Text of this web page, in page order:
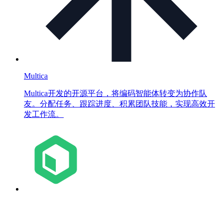
Multica
Multica开发的开源平台，将编码智能体转变为协作队
友。分配任务、跟踪进度、积累团队技能，实现高效开
发工作流。